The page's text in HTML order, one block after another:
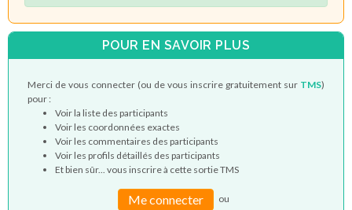
POUR EN SAVOIR PLUS
Merci de vous connecter (ou de vous inscrire gratuitement sur TMS)
pour :
Voir la liste des participants
Voir les coordonnées exactes
Voir les commentaires des participants
Voir les profils détaillés des participants
Et bien sûr... vous inscrire à cette sortie TMS
Me connecter ou